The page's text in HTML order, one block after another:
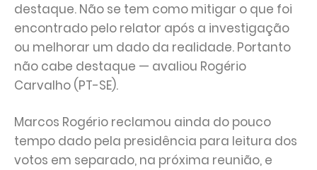
destaque. Não se tem como mitigar o que foi
encontrado pelo relator após a investigação
ou melhorar um dado da realidade. Portanto
não cabe destaque — avaliou Rogério
Carvalho (PT-SE).
Marcos Rogério reclamou ainda do pouco
tempo dado pela presidência para leitura dos
votos em separado, na próxima reunião, e